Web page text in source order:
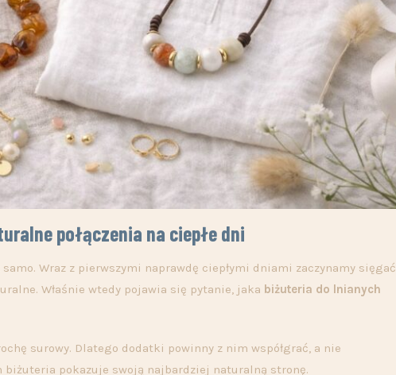
połączenia na ciepłe dni
Wraz z pierwszymi naprawdę ciepłymi dniami zaczynamy sięgać
Właśnie wtedy pojawia się pytanie, jaka biżuteria do lnianych
surowy. Dlatego dodatki powinny z nim współgrać, a nie
biżuteria pokazuje swoją najbardziej naturalną stronę.